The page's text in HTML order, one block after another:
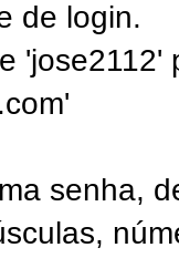
de login.
senha,